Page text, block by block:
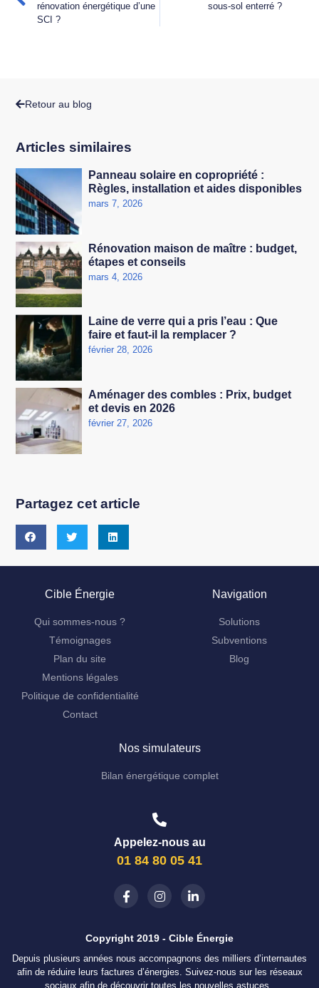
Retour au blog
Articles similaires
Panneau solaire en copropriété :
Règles, installation et aides disponibles
mars 7, 2026
Rénovation maison de maître : budget,
étapes et conseils
mars 4, 2026
Laine de verre qui a pris l’eau : Que
faire et faut-il la remplacer ?
février 28, 2026
Aménager des combles : Prix, budget
et devis en 2026
février 27, 2026
Partagez cet article
rénovation énergétique d’une
SCI ?
sous-sol enterré ?
Cible Énergie
Qui sommes-nous ?
Témoignages
Plan du site
Mentions légales
Politique de confidentialité
Contact
Navigation
Solutions
Subventions
Blog
Nos simulateurs
Bilan énergétique complet
Appelez-nous au
01 84 80 05 41
Copyright 2019 - Cible Énergie
Depuis plusieurs années nous accompagnons des milliers d’internautes
afin de réduire leurs factures d’énergies. Suivez-nous sur les réseaux
sociaux afin de découvrir toutes les nouvelles astuces..